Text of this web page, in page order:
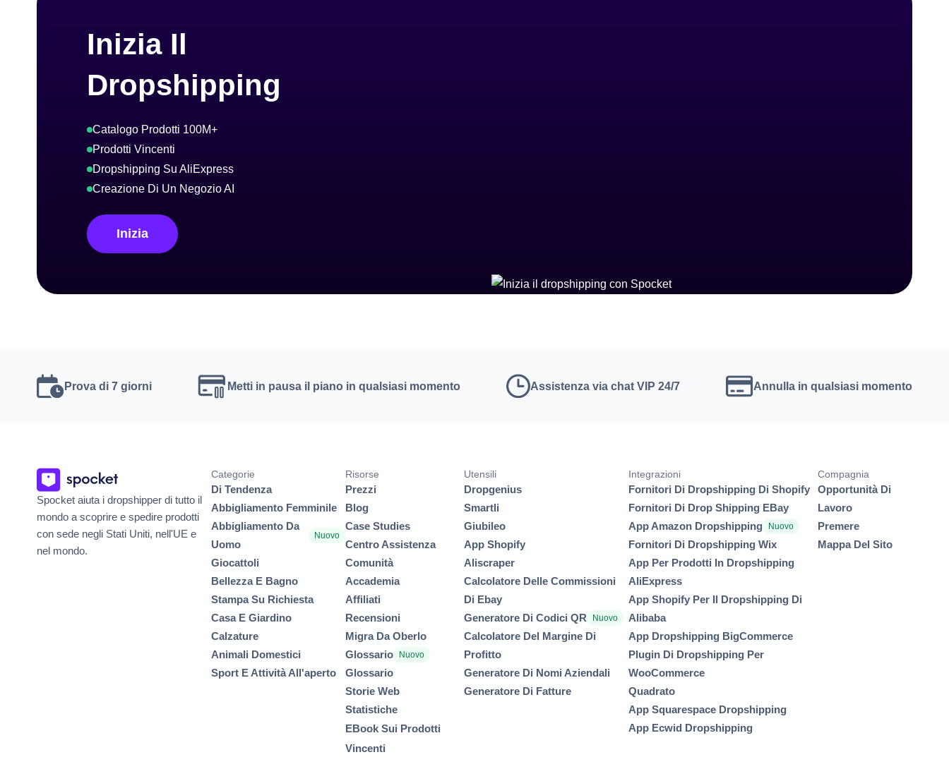
Inizia Il
Dropshipping
Catalogo Prodotti 100M+
Prodotti Vincenti
Dropshipping Su AliExpress
Creazione Di Un Negozio AI
Inizia
Prova di 7 giorni Metti in pausa il piano in qualsiasi momento Assistenza via chat VIP 24/7 Annulla in qualsiasi momento
Spocket aiuta i dropshipper di tutto il
mondo a scoprire e spedire prodotti
con sede negli Stati Uniti, nell'UE e
nel mondo.
Categorie
Di Tendenza
Abbigliamento Femminile
Abbigliamento Da
Uomo
Nuovo
Giocattoli
Bellezza E Bagno
Stampa Su Richiesta
Casa E Giardino
Calzature
Animali Domestici
Sport E Attività All'aperto
Risorse
Prezzi
Blog
Case Studies
Centro Assistenza
Comunità
Accademia
Affiliati
Recensioni
Migra Da Oberlo
Glossario
Nuovo
Glossario
Storie Web
Statistiche
EBook Sui Prodotti
Vincenti
Utensili
Dropgenius
Smartli
Giubileo
App Shopify
Aliscraper
Calcolatore Delle Commissioni
Di Ebay
Generatore Di Codici QR
Nuovo
Calcolatore Del Margine Di
Profitto
Generatore Di Nomi Aziendali
Generatore Di Fatture
Integrazioni
Fornitori Di Dropshipping Di Shopify
Fornitori Di Drop Shipping EBay
App Amazon Dropshipping
Nuovo
Fornitori Di Dropshipping Wix
App Per Prodotti In Dropshipping
AliExpress
App Shopify Per Il Dropshipping Di
Alibaba
App Dropshipping BigCommerce
Plugin Di Dropshipping Per
WooCommerce
Quadrato
App Squarespace Dropshipping
App Ecwid Dropshipping
Compagnia
Opportunità Di
Lavoro
Premere
Mappa Del Sito